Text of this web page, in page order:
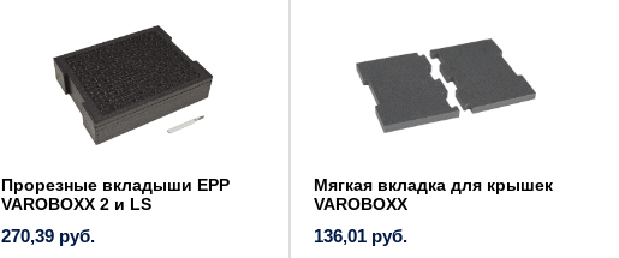
Прорезные вкладыши EPP
VAROBOXX 2 и LS
270,39руб.
Мягкая вкладка для крышек
VAROBOXX
136,01руб.